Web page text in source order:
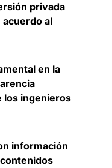
privada
al
en la
los ingenieros
información